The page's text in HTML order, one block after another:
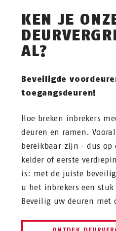
KEN JE
AL?
Beveiligde
toegangsdeuren!
Hoe breken inbrekers
deuren en ramen.
bereikbaar zijn - dus op
kelder of eerste
is: met de juiste
u het inbrekers een
Beveilig uw deuren met